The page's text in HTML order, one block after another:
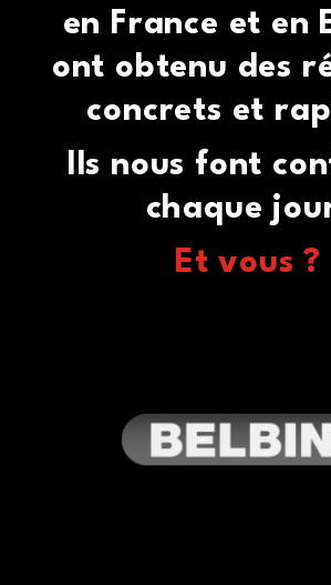
en France et en
ont obtenu des
concrets et
Ils nous font
chaque
Et vous ?